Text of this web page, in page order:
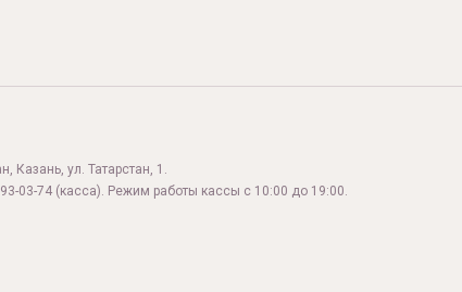
Казань, ул. Татарстан, 1.
03-74 (касса). Режим работы кассы с 10:00 до 19:00.